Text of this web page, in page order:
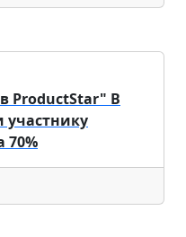
ProductStar" В
участнику
70%